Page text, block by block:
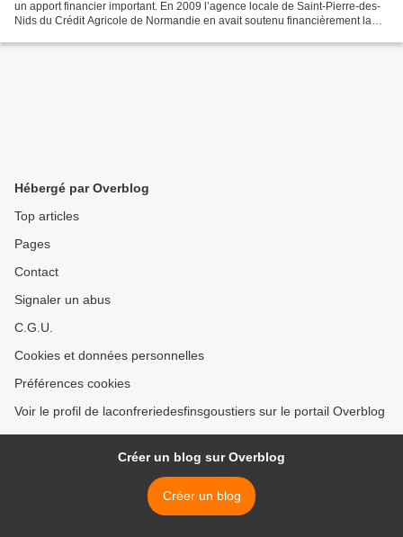
un apport financier important. En 2009 l’agence locale de Saint-Pierre-des-
Nids du Crédit Agricole de Normandie en avait soutenu financièrement la
Hébergé par Overblog
Top articles
Pages
Contact
Signaler un abus
C.G.U.
Cookies et données personnelles
Préférences cookies
Voir le profil de laconfreriedesfinsgoustiers sur le portail Overblog
Créer un blog sur Overblog
Créer un blog